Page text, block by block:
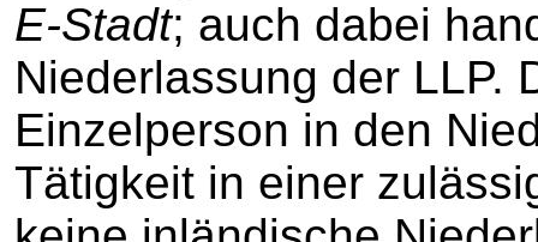
E-Stadt; auch dabei
Niederlassung der LLP.
Einzelperson in den
Tätigkeit in einer